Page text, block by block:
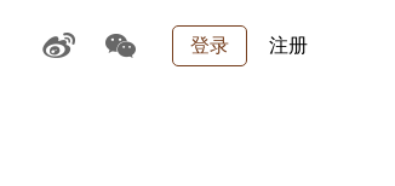
登录 注册